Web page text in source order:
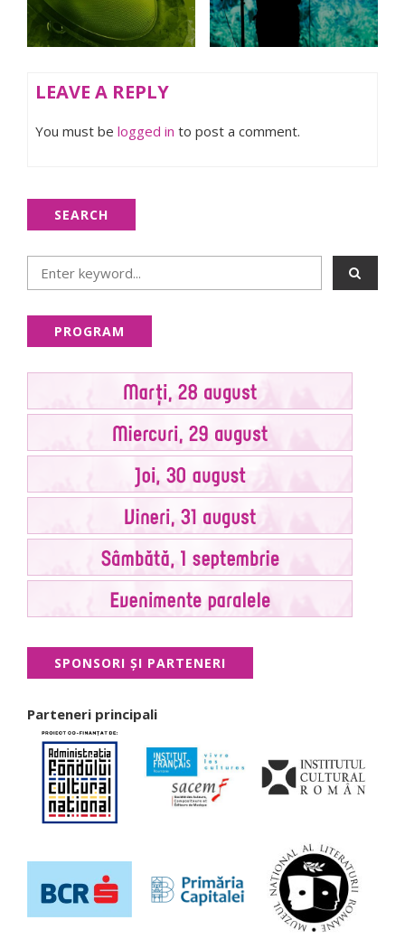
LEAVE A REPLY
You must be logged in to post a comment.
SEARCH
PROGRAM
SPONSORI ŞI PARTENERI
Parteneri principali